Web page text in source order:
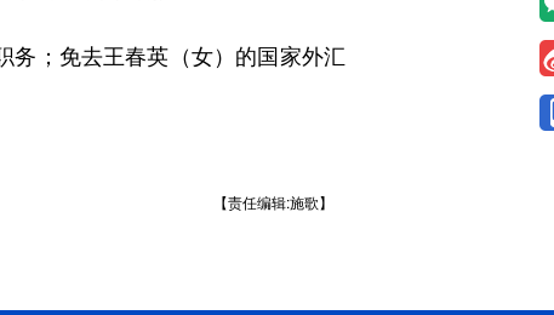
；免去王春英（女）的国家外汇
【责任编辑:施歌】